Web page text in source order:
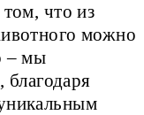
что из
можно
– мы
благодаря